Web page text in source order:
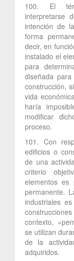
100. El
interpretarse
intención de
forma
decir, en
instalado el
para
diseñada
construcción,
vida
haría
modificar
proceso.
101. Con
edificios o
de una
criterio
elementos es
permanente.
industriales
contexto,
se utilizan
de la
adquiridos.